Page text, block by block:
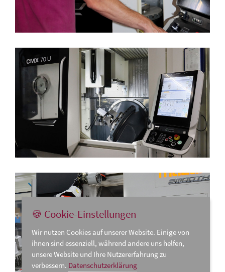
🍪 Cookie-Einstellungen
Wir nutzen Cookies auf unserer Website. Einige von
ihnen sind essenziell, während andere uns helfen,
unsere Website und Ihre Nutzererfahrung zu
verbessern. Datenschutzerklärung